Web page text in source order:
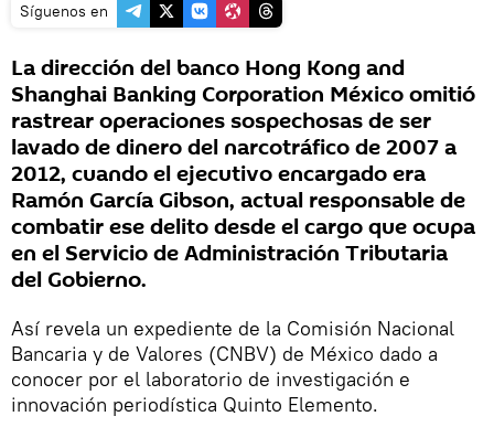
Síguenos en
La dirección del banco Hong Kong and
Shanghai Banking Corporation México omitió
rastrear operaciones sospechosas de ser
lavado de dinero del narcotráfico de 2007 a
2012, cuando el ejecutivo encargado era
Ramón García Gibson, actual responsable de
combatir ese delito desde el cargo que ocupa
en el Servicio de Administración Tributaria
del Gobierno.
Así revela un expediente de la Comisión Nacional
Bancaria y de Valores (CNBV) de México dado a
conocer por el laboratorio de investigación e
innovación periodística Quinto Elemento.